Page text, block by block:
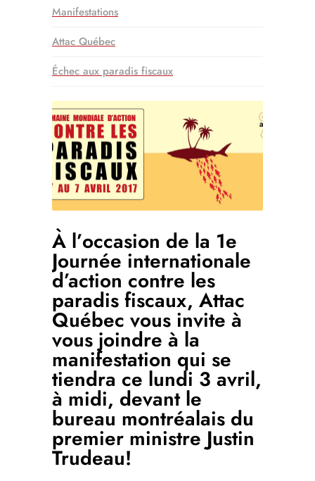
Manifestations
Attac Québec
Échec aux paradis fiscaux
À l’occasion de la 1e
Journée internationale
d’action contre les
paradis fiscaux, Attac
Québec vous invite à
vous joindre à la
manifestation qui se
tiendra ce lundi 3 avril,
à midi, devant le
bureau montréalais du
premier ministre Justin
Trudeau!